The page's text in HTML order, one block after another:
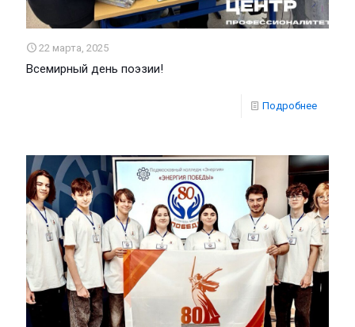
22 марта, 2025
Всемирный день поэзии!
Подробнее